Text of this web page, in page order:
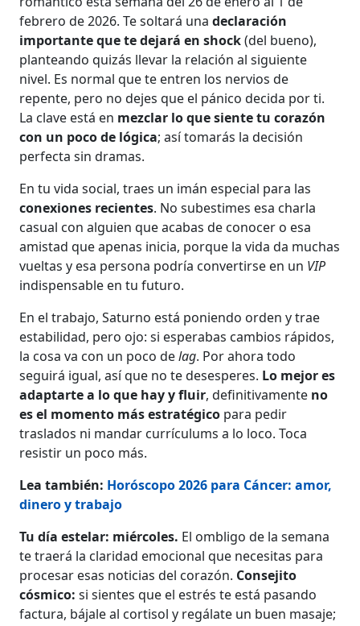
febrero de 2026. Te soltará unadeclaración
importante que te dejará en shock(del bueno),
planteando quizás llevar la relación al siguiente
nivel. Es normal que te entren los nervios de
repente, pero no dejes que el pánico decida por ti.
La clave está en mezclar lo que siente tu corazón
con un poco de lógica; así tomarás la decisión
perfecta sin dramas.
En tu vida social, traes un imán especial para las
conexiones recientes. No subestimes esa charla
casual con alguien que acabas de conocer o esa
amistad que apenas inicia, porque la vida da muchas
vueltas y esa persona podría convertirse en un VIP
indispensable en tu futuro.
En el trabajo, Saturno está poniendo orden y trae
estabilidad, pero ojo: si esperabas cambios rápidos,
la cosa va con un poco delag. Por ahora todo
seguirá igual, así que no te desesperes. Lo mejor es
adaptarte a lo que hay y fluir, definitivamente no
es el momento más estratégico para pedir
traslados ni mandar currículums a lo loco. Toca
resistir un poco más.
Lea también: Horóscopo 2026 para Cáncer: amor,
dinero y trabajo
Tu día estelar: miércoles. El ombligo de la semana
te traerá la claridad emocional que necesitas para
procesar esas noticias del corazón. Consejito
cósmico: si sientes que el estrés te está pasando
factura, bájale al cortisol y regálate un buen masaje;